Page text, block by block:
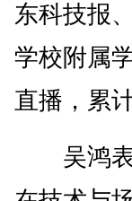
东科技报
学校附属
直播，累
吴鸿表